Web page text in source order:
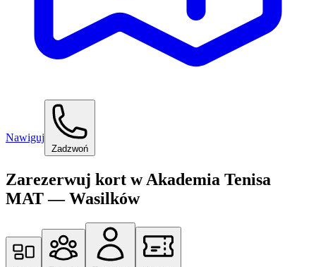
Nawiguj
Zadzwoń
Zarezerwuj kort w Akademia Tenisa
MAT — Wasilków